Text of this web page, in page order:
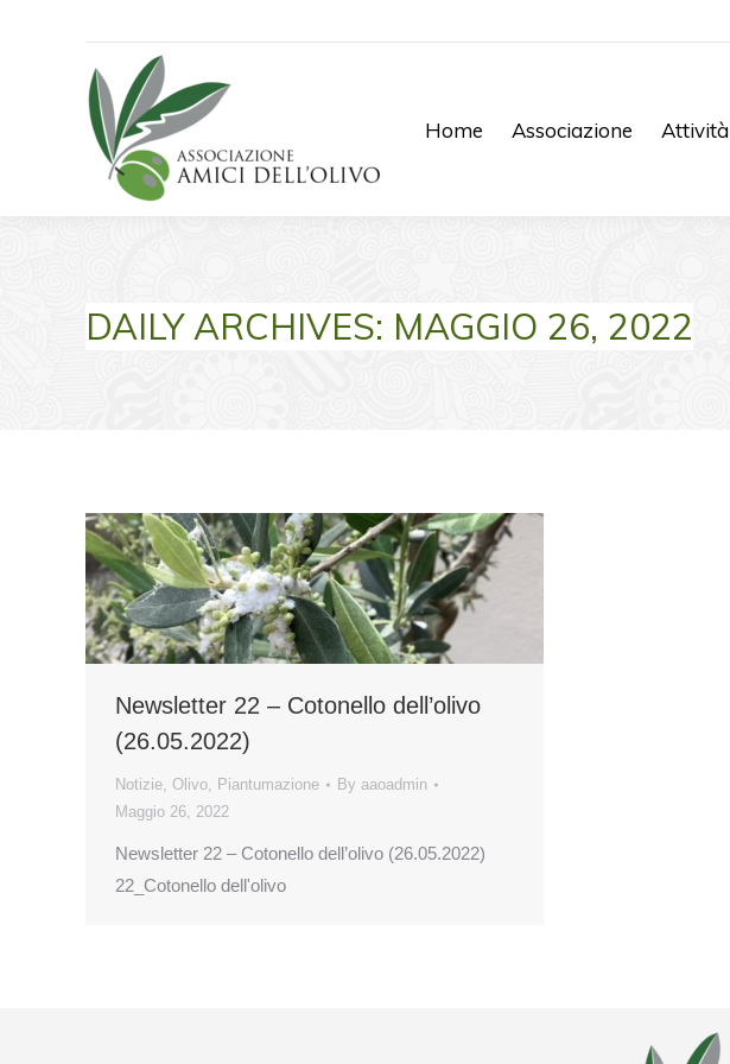
Home Associazione Attività
DAILY ARCHIVES: MAGGIO 26, 2022
Newsletter 22 – Cotonello dell’olivo
(26.05.2022)
Notizie, Olivo, Piantumazione By aaoadmin
Maggio 26, 2022
Newsletter 22 – Cotonello dell’olivo (26.05.2022)
22_Cotonello dell'olivo